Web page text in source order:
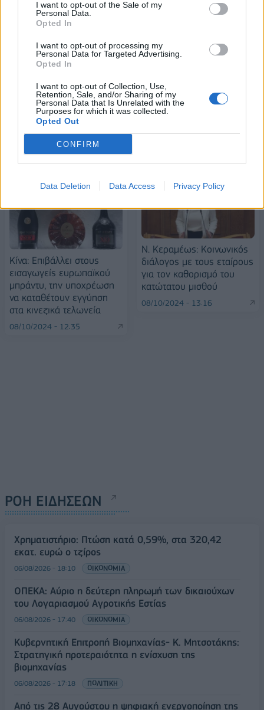
I want to opt-out of the Sale of my
Personal Data.
Opted In
I want to opt-out of processing my
Personal Data for Targeted Advertising.
Opted In
I want to opt-out of Collection, Use,
Retention, Sale, and/or Sharing of my
Personal Data that Is Unrelated with the
Purposes for which it was collected.
Opted Out
CONFIRM
Data Deletion Data Access Privacy Policy
Alpha Bank: Για πρώτη φορά το Αρχαίο Θέατρο Επιδαύρου άνοιξε τις
πύλες του σε όλους
ESG Report 2025: Πώς η ΑΒ Βασιλόπουλος μετατρέπει τη
βιωσιμότητα σε καθημερινή πράξη
ΠΕΡΙΣΣΌΤΕΡΑ ΣΕ ΑΥΤΉ ΤΗΝ ΚΑΤΗΓΟΡΊΑ
Κίνα: Επιβάλλει στους
εισαγωγείς ευρωπαϊκού
μπράντυ, την υποχρέωση
να καταθέτουν εγγύηση
στα κινεζικά τελωνεία
08/10/2024 - 12:35
Ν. Κεραμέως: Κοινωνικός
διάλογος με τους εταίρους
για τον καθορισμό του
κατώτατου μισθού
08/10/2024 - 13:16
ΡΟΗ ΕΙΔΗΣΕΩΝ
Χρηματιστήριο: Πτώση κατά 0,59%, στα 320,42
εκατ. ευρώ ο τζίρος
06/08/2026 - 18:10 ΟΙΚΟΝΟΜΙΑ
ΟΠΕΚΑ: Αύριο η δεύτερη πληρωμή των δικαιούχων
του Λογαριασμού Αγροτικής Εστίας
06/08/2026 - 17:40 ΟΙΚΟΝΟΜΙΑ
Κυβερνητική Επιτροπή Βιομηχανίας- Κ. Μητσοτάκης:
Στρατηγική προτεραιότητα η ενίσχυση της
βιομηχανίας
06/08/2026 - 17:18 ΠΟΛΙΤΙΚΗ
Από τις 28 Αυγούστου η ψηφιακή ενεργοποίηση της